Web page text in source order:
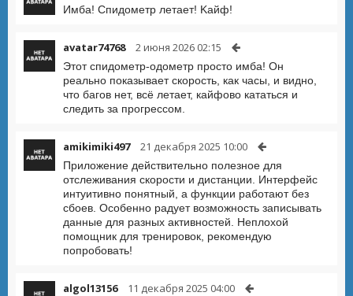
Имба! Спидометр летает! Kайф!
avatar74768 2 июня 2026 02:15
Этот спидометр-одометр просто имба! Он
реально показывает скорость, как часы, и видно,
что багов нет, всё летает, кайфово кататься и
следить за прогрессом.
amikimiki497 21 декабря 2025 10:00
Приложение действительно полезное для
отслеживания скорости и дистанции. Интерфейс
интуитивно понятный, а функции работают без
сбоев. Особенно радует возможность записывать
данные для разных активностей. Неплохой
помощник для тренировок, рекомендую
попробовать!
algol13156 11 декабря 2025 04:00